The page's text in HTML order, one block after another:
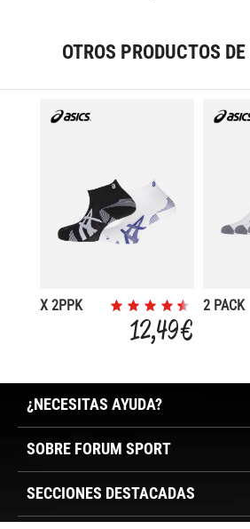
OTROS PRODUCTOS
X 2PPK
12,49 €
2 PACK
¿NECESITAS AYUDA?
SOBRE FORUM SPORT
SECCIONES DESTACADAS